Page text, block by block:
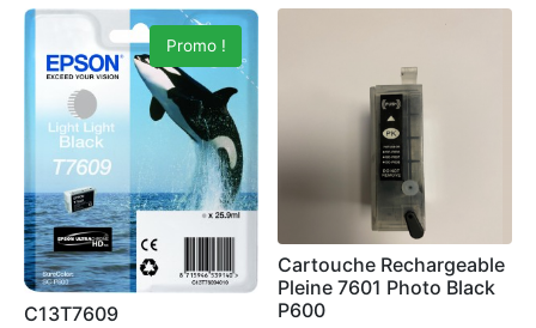
Promo !
C13T7609
Cartouche Rechargeable
Pleine 7601 Photo Black
P600